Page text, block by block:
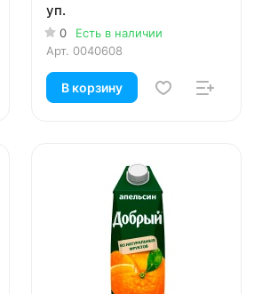
уп.
0
Есть в наличии
Арт. 0040608
В корзину